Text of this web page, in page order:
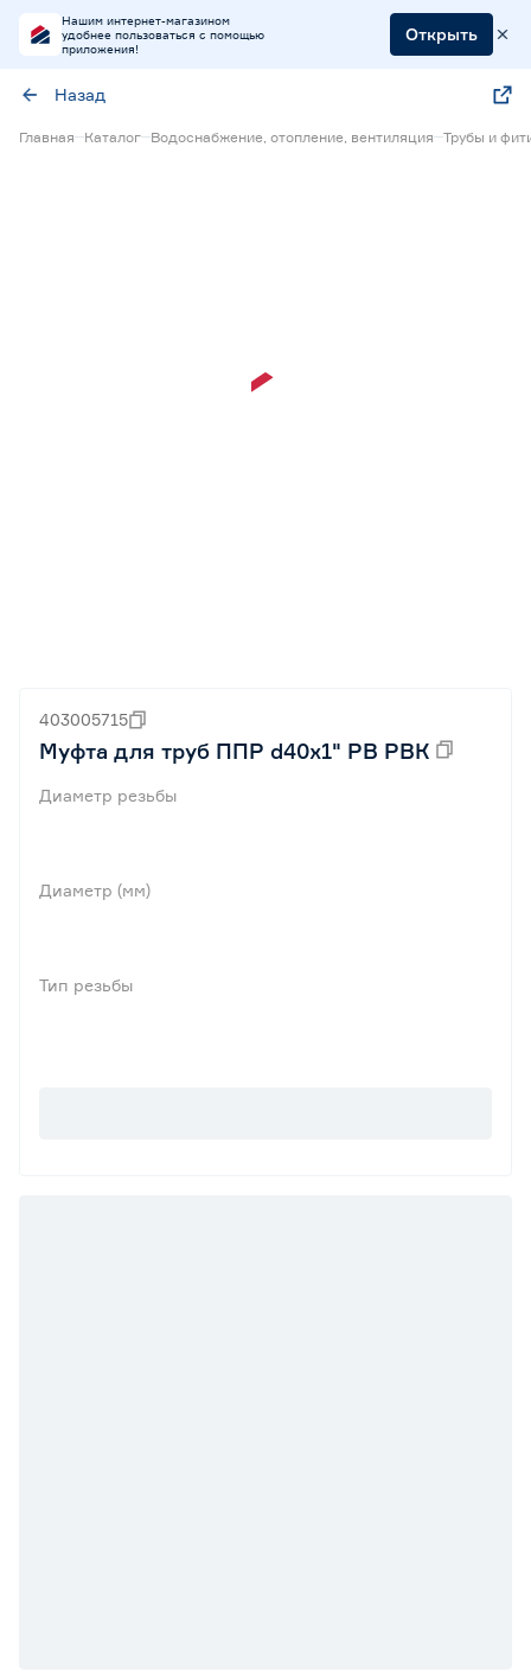
Нашим интернет-магазином
удобнее пользоваться с помощью
приложения!
Открыть
Назад
Главная Каталог Водоснабжение, отопление, вентиляция Трубы и
403005715
Муфта для труб ППР d40х1" РВ РВК
Диаметр резьбы
Диаметр (мм)
Тип резьбы